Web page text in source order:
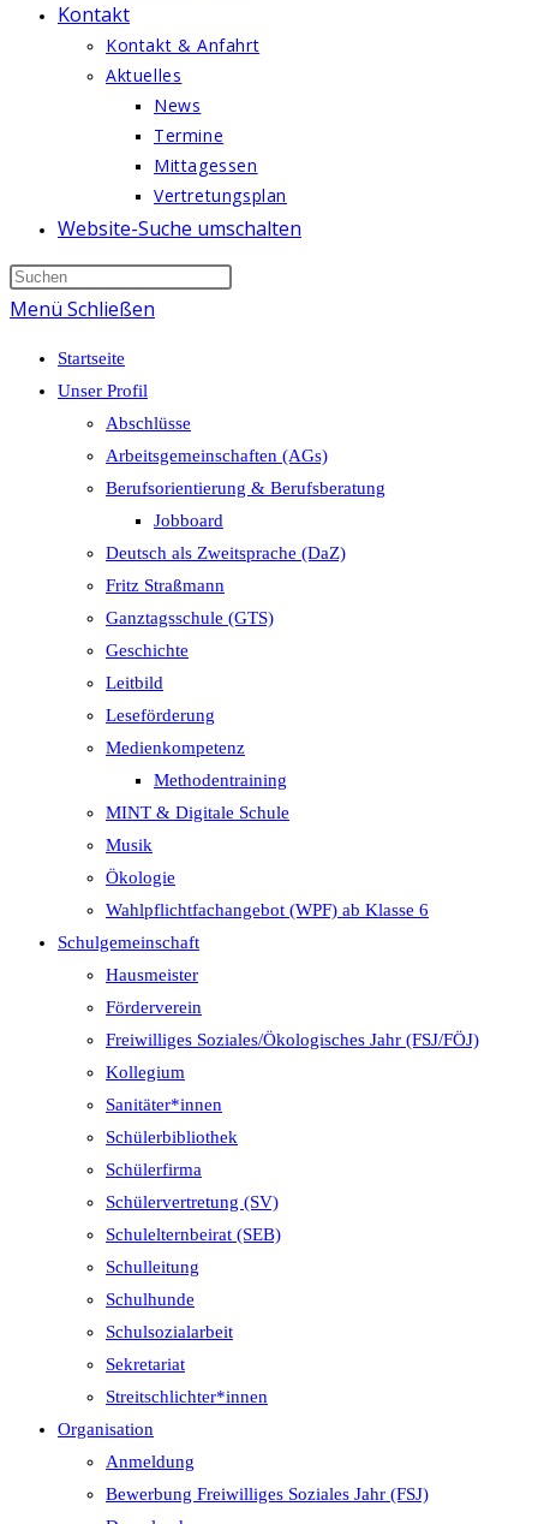
Kontakt
Kontakt & Anfahrt
Aktuelles
News
Termine
Mittagessen
Vertretungsplan
Website-Suche umschalten
Menü Schließen
Startseite
Unser Profil
Abschlüsse
Arbeitsgemeinschaften (AGs)
Berufsorientierung & Berufsberatung
Jobboard
Deutsch als Zweitsprache (DaZ)
Fritz Straßmann
Ganztagsschule (GTS)
Geschichte
Leitbild
Leseförderung
Medienkompetenz
Methodentraining
MINT & Digitale Schule
Musik
Ökologie
Wahlpflichtfachangebot (WPF) ab Klasse 6
Schulgemeinschaft
Hausmeister
Förderverein
Freiwilliges Soziales/Ökologisches Jahr (FSJ/FÖJ)
Kollegium
Sanitäter*innen
Schülerbibliothek
Schülerfirma
Schülervertretung (SV)
Schulelternbeirat (SEB)
Schulleitung
Schulhunde
Schulsozialarbeit
Sekretariat
Streitschlichter*innen
Organisation
Anmeldung
Bewerbung Freiwilliges Soziales Jahr (FSJ)